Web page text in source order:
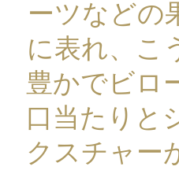
ーツなどの
に表れ、こ
豊かでビロ
口当たりと
クスチャー